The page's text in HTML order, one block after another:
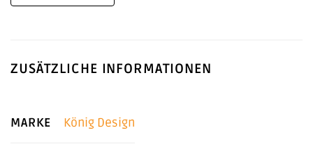
ZUSÄTZLICHE INFORMATIONEN
MARKE König Design